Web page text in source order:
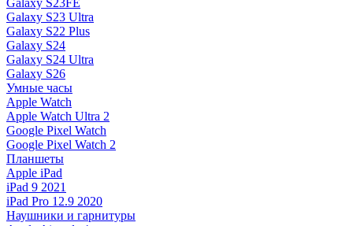
Galaxy S23FE
Galaxy S23 Ultra
Galaxy S22 Plus
Galaxy S24
Galaxy S24 Ultra
Galaxy S26
Умные часы
Apple Watch
Apple Watch Ultra 2
Google Pixel Watch
Google Pixel Watch 2
Планшеты
Apple iPad
iPad 9 2021
iPad Pro 12.9 2020
Наушники и гарнитуры